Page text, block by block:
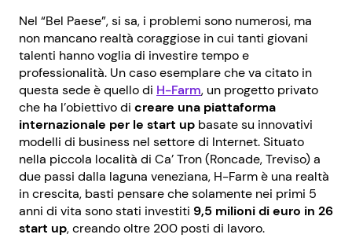
Nel “Bel Paese”, si sa, i problemi sono numerosi, ma
non mancano realtà coraggiose in cui tanti giovani
talenti hanno voglia di investire tempo e
professionalità. Un caso esemplare che va citato in
questa sede è quello di H-Farm, un progetto privato
che ha l’obiettivo di creare una piattaforma
internazionale per le start up basate su innovativi
modelli di business nel settore di Internet. Situato
nella piccola località di Ca’ Tron (Roncade, Treviso) a
due passi dalla laguna veneziana, H-Farm è una realtà
in crescita, basti pensare che solamente nei primi 5
anni di vita sono stati investiti 9,5 milioni di euro in 26
start up, creando oltre 200 posti di lavoro.